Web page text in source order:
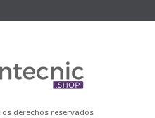
los derechos reservados